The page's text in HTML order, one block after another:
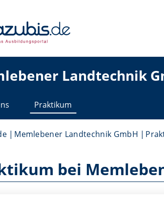
Landtechnik
Praktikum
Memlebener Landtechnik GmbH
bei